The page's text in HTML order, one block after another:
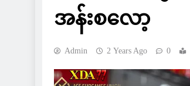
အန်းစလော့
Admin 2 Years Ago 0